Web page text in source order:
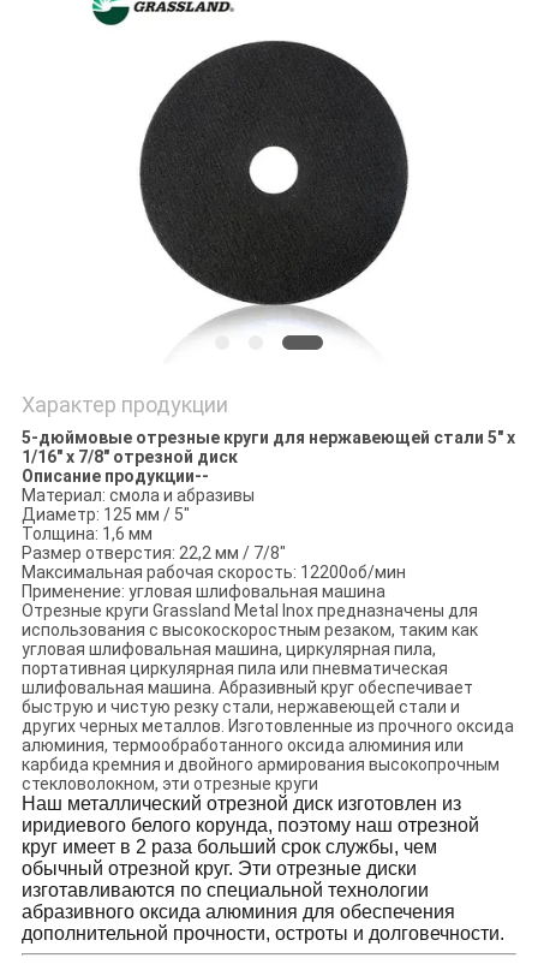
Характер продукции
5-дюймовые отрезные круги для нержавеющей стали 5" x
1/16" x 7/8" отрезной диск
Описание продукции--
Материал: смола и абразивы
Диаметр: 125 мм / 5"
Толщина: 1,6 мм
Размер отверстия: 22,2 мм / 7/8"
Максимальная рабочая скорость: 12200об/мин
Применение: угловая шлифовальная машина
Отрезные круги Grassland Metal Inox предназначены для
использования с высокоскоростным резаком, таким как
угловая шлифовальная машина, циркулярная пила,
портативная циркулярная пила или пневматическая
шлифовальная машина. Абразивный круг обеспечивает
быструю и чистую резку стали, нержавеющей стали и
других черных металлов. Изготовленные из прочного оксида
алюминия, термообработанного оксида алюминия или
карбида кремния и двойного армирования высокопрочным
стекловолокном, эти отрезные круги
Наш металлический отрезной диск изготовлен из
иридиевого белого корунда, поэтому наш отрезной
круг имеет в 2 раза больший срок службы, чем
обычный отрезной круг. Эти отрезные диски
изготавливаются по специальной технологии
абразивного оксида алюминия для обеспечения
дополнительной прочности, остроты и долговечности.